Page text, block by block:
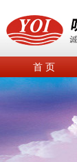
首 页